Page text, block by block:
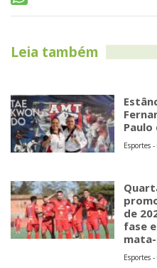
Leia também
Esportes
de
fase
Esportes